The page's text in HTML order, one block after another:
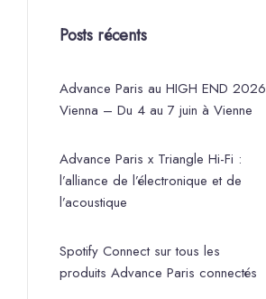
Posts récents
Advance Paris au HIGH END 2026
Vienna – Du 4 au 7 juin à Vienne
Advance Paris x Triangle Hi-Fi :
l’alliance de l’électronique et de
l’acoustique
Spotify Connect sur tous les
produits Advance Paris connectés